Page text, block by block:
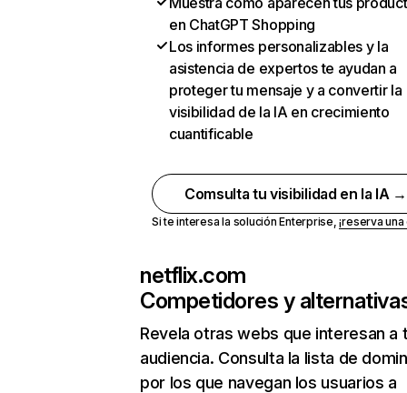
en ChatGPT Shopping
Los informes personalizables y la
asistencia de expertos te ayudan a
proteger tu mensaje y a convertir la
visibilidad de la IA en crecimiento
cuantificable
Comsulta tu visibilidad en la IA →
Si te interesa la solución Enterprise,¡reserva
netflix.com
Competidores y
Revela otras webs que interesan a
audiencia. Consulta la lista de
por los que navegan los usuarios a